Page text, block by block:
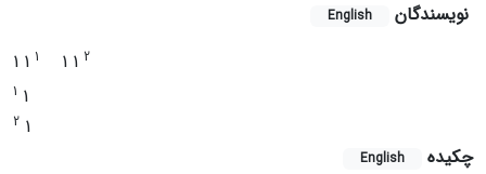
نویسندگان English
1 1 1 1 1 2
1 1
2 1
چکیده
English